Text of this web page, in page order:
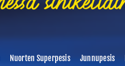
Nuorten Superpesis Junnupesis